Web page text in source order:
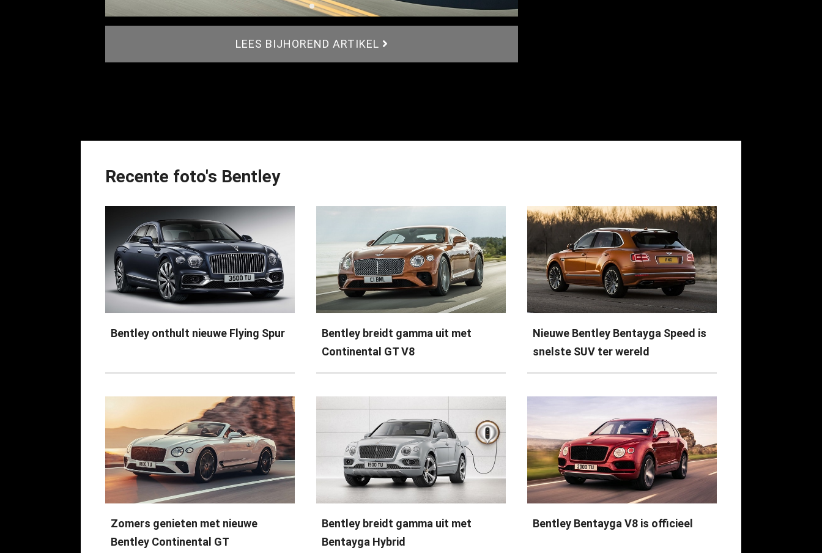
LEES BIJHOREND ARTIKEL
Recente foto's Bentley
Bentley onthult nieuwe Flying Spur
Bentley breidt gamma uit met
Continental GT V8
Nieuwe Bentley Bentayga Speed is
snelste SUV ter wereld
Zomers genieten met nieuwe
Bentley Continental GT
Bentley breidt gamma uit met
Bentayga Hybrid
Bentley Bentayga V8 is officieel